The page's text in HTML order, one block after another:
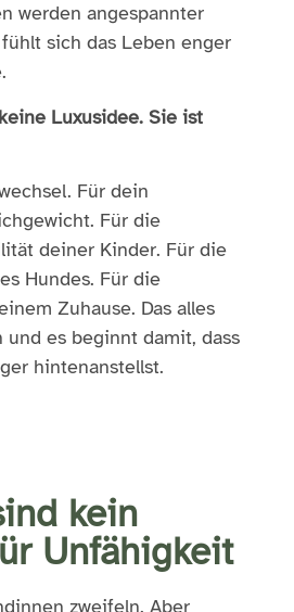
werden angespannter
sich das Leben enger
Luxusidee. Sie ist
Für dein
Für die
deiner Kinder. Für die
Hundes. Für die
Zuhause. Das alles
und es beginnt damit, dass
hintenanstellst.
kein
Unfähigkeit
zweifeln. Aber